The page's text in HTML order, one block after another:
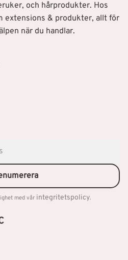
och hårprodukter. Hos
extensions & produkter, allt för
när du handlar.
med vår integritetspolicy.